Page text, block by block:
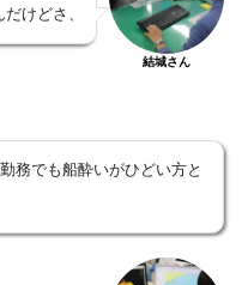
けどさ、
結城さん
務でも船酔いがひどい方と